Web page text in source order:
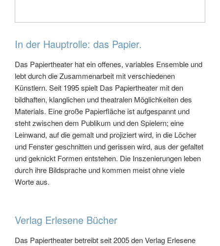
In der Hauptrolle: das Papier.
Das Papiertheater hat ein offenes, variables Ensemble und
lebt durch die Zusammenarbeit mit verschiedenen
Künstlern. Seit 1995 spielt Das Papiertheater mit den
bildhaften, klanglichen und theatralen Möglichkeiten des
Materials. Eine große Papierfläche ist aufgespannt und
steht zwischen dem Publikum und den Spielern; eine
Leinwand, auf die gemalt und projiziert wird, in die Löcher
und Fenster geschnitten und gerissen wird, aus der gefaltet
und geknickt Formen entstehen. Die Inszenierungen leben
durch ihre Bildsprache und kommen meist ohne viele
Worte aus.
Verlag Erlesene Bücher
Das Papiertheater betreibt seit 2005 den Verlag Erlesene